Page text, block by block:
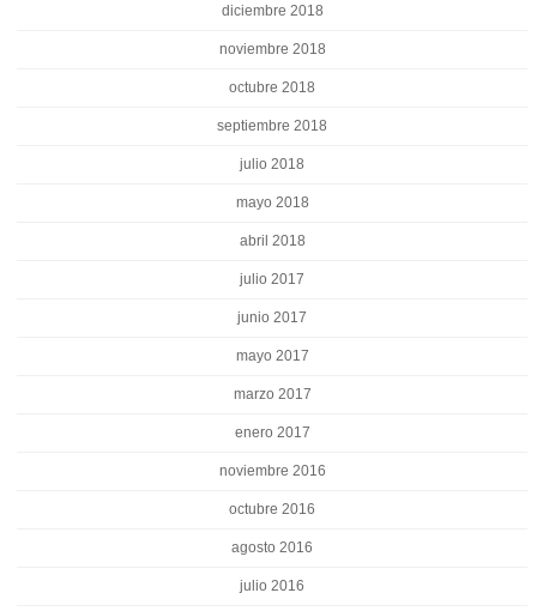
diciembre 2018
noviembre 2018
octubre 2018
septiembre 2018
julio 2018
mayo 2018
abril 2018
julio 2017
junio 2017
mayo 2017
marzo 2017
enero 2017
noviembre 2016
octubre 2016
agosto 2016
julio 2016